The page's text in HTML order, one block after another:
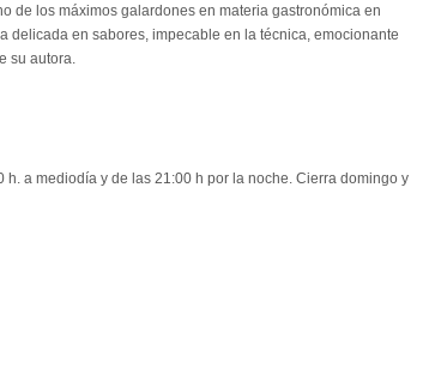
de los máximos galardones en materia gastronómica en
delicada en sabores, impecable en la técnica, emocionante
su autora.
h. a mediodía y de las 21:00 h por la noche. Cierra domingo y